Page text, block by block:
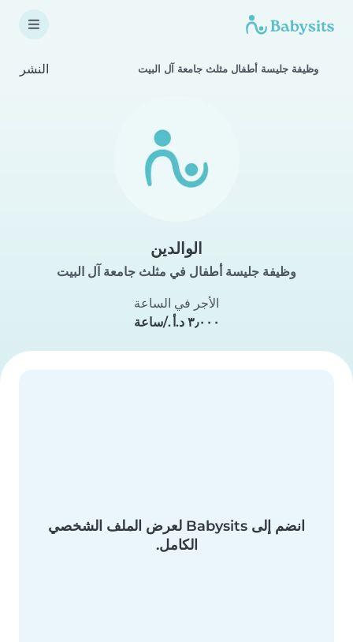
وظيفة جليسة أطفال مثلث جامعة آل البيت النشر
الوالدين
وظيفة جليسة أطفال في مثلث جامعة آل البيت
الأجر في الساعة
انضم إلى Babysits لعرض الملف الشخصي
الكامل.